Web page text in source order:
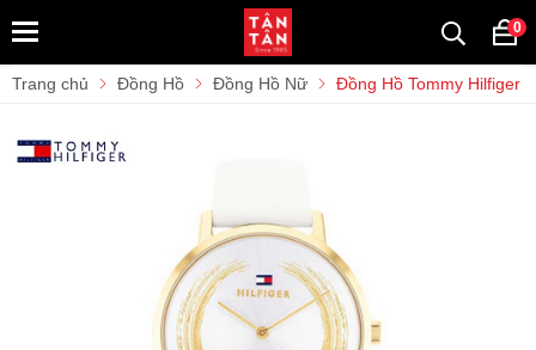
0
Trang chủ Đồng Hồ Đồng Hồ Nữ Đồng Hồ Tommy Hilfiger